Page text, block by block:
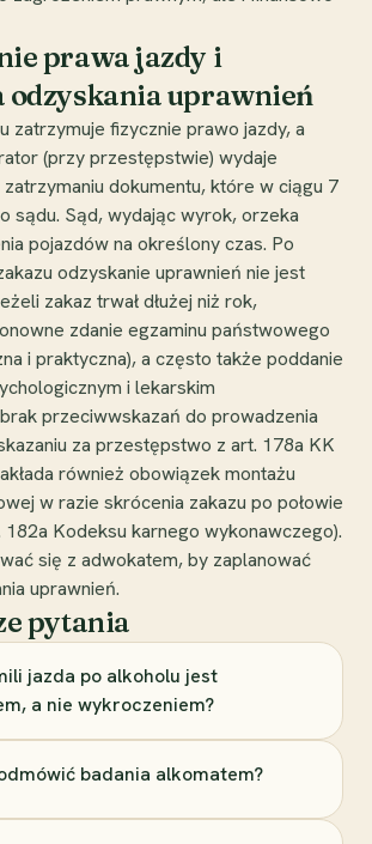
prawa jazdy i
odzyskania uprawnień
zatrzymuje fizycznie prawo jazdy, a
(przy przestępstwie) wydaje
dokumentu, które w ciągu 7
sądu. Sąd, wydając wyrok, orzeka
pojazdów na określony czas. Po
odzyskanie uprawnień nie jest
zakaz trwał dłużej niż rok,
zdanie egzaminu państwowego
i praktyczna), a często także poddanie
i lekarskim
przeciwwskazań do prowadzenia
za przestępstwo z art. 178a KK
również obowiązek montażu
w razie skrócenia zakazu po połowie
182a Kodeksu karnego wykonawczego).
się z adwokatem, by zaplanować
uprawnień.
pytania
jazda po alkoholu jest
a nie wykroczeniem?
badania alkomatem?